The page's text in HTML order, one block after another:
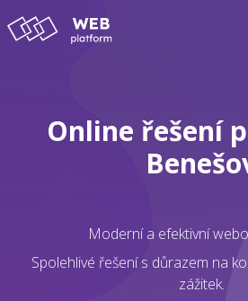
Online řešení
Moderní a efektivní
Spolehlivé řešení s důrazem na
zážitek.